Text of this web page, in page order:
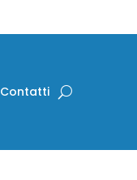
Contatti